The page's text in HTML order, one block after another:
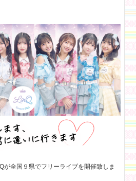
が全国９県でフリーライブを開催致しま